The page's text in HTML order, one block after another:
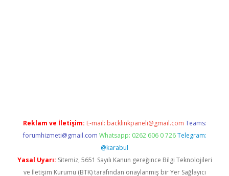
Reklam ve İletişim: E-mail: backlinkpaneli@gmail.com Teams:
forumhizmeti@gmail.com Whatsapp: 0262 606 0 726 Telegram:
@karabul
Yasal Uyarı: Sitemiz, 5651 Sayılı Kanun gereğince Bilgi Teknolojileri
ve İletişim Kurumu (BTK) tarafından onaylanmış bir Yer Sağlayıcı